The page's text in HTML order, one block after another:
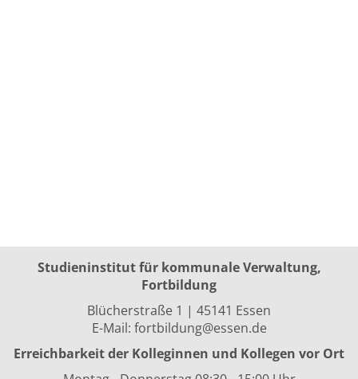
Studieninstitut für kommunale Verwaltung,
Fortbildung
Blücherstraße 1 | 45141 Essen
E-Mail: fortbildung@essen.de
Erreichbarkeit der Kolleginnen und Kollegen vor Ort